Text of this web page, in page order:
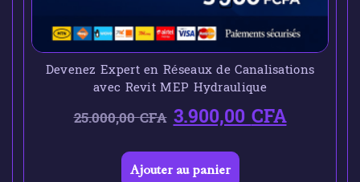
Devenez Expert en Réseaux de Canalisations
avec Revit MEP Hydraulique
25.000,00CFA 3.900,00CFA
Ajouter au panier